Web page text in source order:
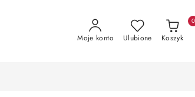
Moje konto Ulubione Koszyk
0